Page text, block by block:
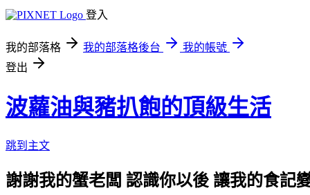
登入
我的部落格 我的部落格後台
我的帳號
登出
波蘿油與豬扒飽的頂級生活
跳到主文
謝謝我的蟹老闆 認識你以後 讓我的食記